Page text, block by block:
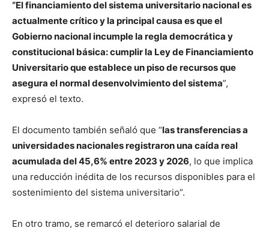
“El financiamiento del sistema universitario nacional es
actualmente crítico y la principal causa es que el
Gobierno nacional incumple la regla democrática y
constitucional básica: cumplir la Ley de Financiamiento
Universitario que establece un piso de recursos que
asegura el normal desenvolvimiento del sistema”,
expresó el texto.
El documento también señaló que “las transferencias a
universidades nacionales registraron una caída real
acumulada del 45,6% entre 2023 y 2026, lo que implica
una reducción inédita de los recursos disponibles para el
sostenimiento del sistema universitario”.
En otro tramo, se remarcó el deterioro salarial de